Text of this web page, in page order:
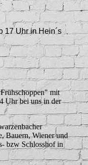
17 Uhr in Hein´s
mit
Uhr bei uns in der
Bauern, Wiener und
bzw Schlosshof in